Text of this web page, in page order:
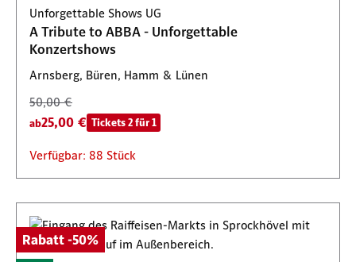
Unforgettable Shows UG
A Tribute to ABBA - Unforgettable
Konzertshows
Arnsberg, Büren, Hamm & Lünen
50,00 €
ab25,00 € Tickets 2 für 1
Verfügbar: 88 Stück
Rabatt -50%